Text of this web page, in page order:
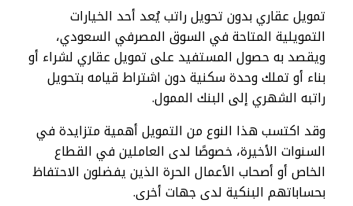
تمويل عقاري بدون تحويل راتب يُعد أحد الخيارات
التمويلية المتاحة في السوق المصرفي السعودي،
ويقصد به حصول المستفيد على تمويل عقاري لشراء أو
بناء أو تملك وحدة سكنية دون اشتراط قيامه بتحويل
راتبه الشهري إلى البنك الممول.
وقد اكتسب هذا النوع من التمويل أهمية متزايدة في
السنوات الأخيرة، خصوصًا لدى العاملين في القطاع
الخاص أو أصحاب الأعمال الحرة الذين يفضلون الاحتفاظ
بحساباتهم البنكية لدى جهات أخرى.